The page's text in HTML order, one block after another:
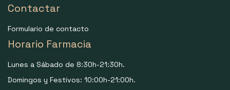
Contactar
Formulario de contacto
Horario Farmacia
Lunes a Sábado de 8:30h-21:30h.
Domingos y Festivos: 10:00h-21:00h.